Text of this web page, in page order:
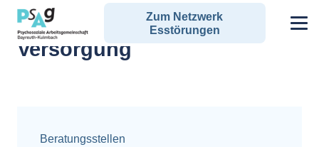
Zum Netzwerk
Esstörungen
Alle Angebote zum Schlagwort:
Versorgung
Beratungsstellen